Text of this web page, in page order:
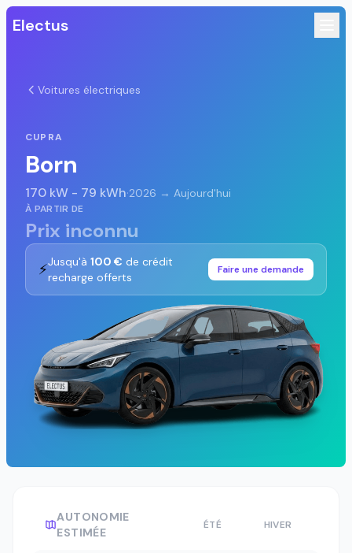
Electus
Voitures électriques
CUPRA
Born
170 kW - 79 kWh·2026 → Aujourd'hui
À PARTIR DE
Prix inconnu
⚡Jusqu'à 100 € de crédit
recharge offerts
Faire une demande
AUTONOMIE
ESTIMÉE
ÉTÉ HIVER